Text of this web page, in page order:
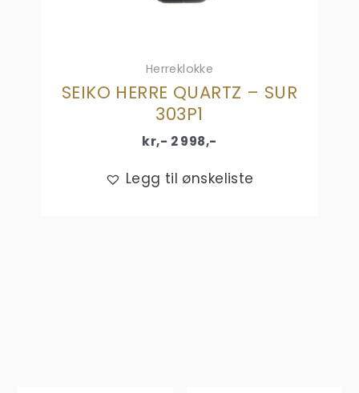
Herreklokke
SEIKO HERRE QUARTZ – SUR
303P1
kr,- 2 998,-
Legg til ønskeliste